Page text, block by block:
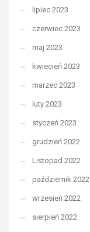
lipiec 2023
czerwiec 2023
maj 2023
kwiecień 2023
marzec 2023
luty 2023
styczeń 2023
grudzień 2022
Listopad 2022
październik 2022
wrzesień 2022
sierpień 2022